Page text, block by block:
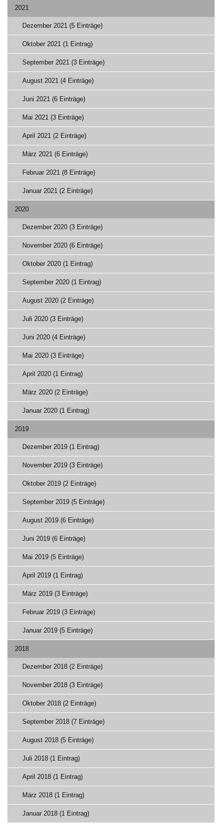
2021
Dezember 2021 (5 Einträge)
Oktober 2021 (1 Eintrag)
September 2021 (3 Einträge)
August 2021 (4 Einträge)
Juni 2021 (6 Einträge)
Mai 2021 (3 Einträge)
April 2021 (2 Einträge)
März 2021 (6 Einträge)
Februar 2021 (8 Einträge)
Januar 2021 (2 Einträge)
2020
Dezember 2020 (3 Einträge)
November 2020 (6 Einträge)
Oktober 2020 (1 Eintrag)
September 2020 (1 Eintrag)
August 2020 (2 Einträge)
Juli 2020 (3 Einträge)
Juni 2020 (4 Einträge)
Mai 2020 (3 Einträge)
April 2020 (1 Eintrag)
März 2020 (2 Einträge)
Januar 2020 (1 Eintrag)
2019
Dezember 2019 (1 Eintrag)
November 2019 (3 Einträge)
Oktober 2019 (2 Einträge)
September 2019 (5 Einträge)
August 2019 (6 Einträge)
Juni 2019 (6 Einträge)
Mai 2019 (5 Einträge)
April 2019 (1 Eintrag)
März 2019 (3 Einträge)
Februar 2019 (3 Einträge)
Januar 2019 (5 Einträge)
2018
Dezember 2018 (2 Einträge)
November 2018 (3 Einträge)
Oktober 2018 (2 Einträge)
September 2018 (7 Einträge)
August 2018 (5 Einträge)
Juli 2018 (1 Eintrag)
April 2018 (1 Eintrag)
März 2018 (1 Eintrag)
Januar 2018 (1 Eintrag)